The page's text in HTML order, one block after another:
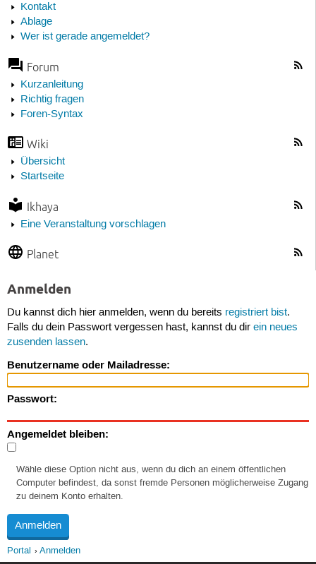
Kontakt
Ablage
Wer ist gerade angemeldet?
Forum
Kurzanleitung
Richtig fragen
Foren-Syntax
Wiki
Übersicht
Startseite
Ikhaya
Eine Veranstaltung vorschlagen
Planet
Anmelden
Du kannst dich hier anmelden, wenn du bereits registriert bist.
Falls du dein Passwort vergessen hast, kannst du dir ein neues
zusenden lassen.
Benutzername oder Mailadresse:
Passwort:
Angemeldet bleiben:
Wähle diese Option nicht aus, wenn du dich an einem öffentlichen
Computer befindest, da sonst fremde Personen möglicherweise Zugang
zu deinem Konto erhalten.
Portal Anmelden